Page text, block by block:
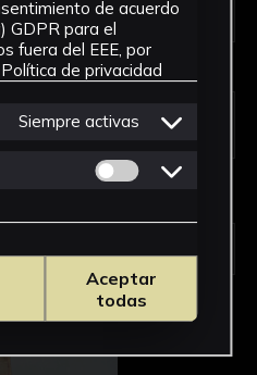
a
de dechado
de acuerdo
GDPR para el
fuera del EEE, por
Política de privacidad
Siempre activas
Permitir cookies
Aceptar
todas